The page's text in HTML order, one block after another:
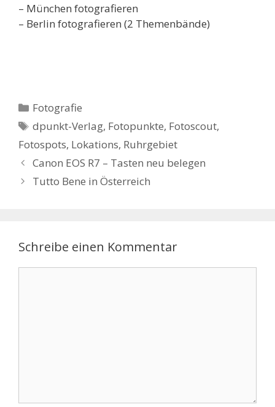
– München fotografieren
– Berlin fotografieren (2 Themenbände)
Kategorien
Fotografie
Schlagwörter
dpunkt-Verlag, Fotopunkte, Fotoscout,
Fotospots, Lokations, Ruhrgebiet
Canon EOS R7 – Tasten neu belegen
Tutto Bene in Österreich
Schreibe einen Kommentar